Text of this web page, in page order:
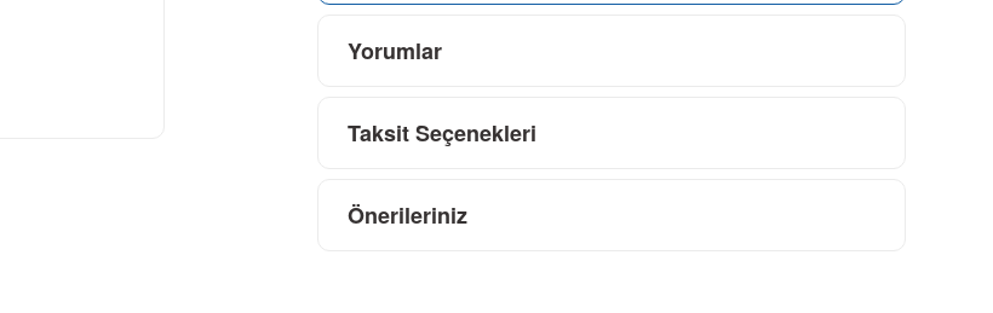
Yorumlar
Taksit Seçenekleri
Önerileriniz